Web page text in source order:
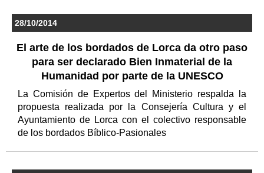
28/10/2014
El arte de los bordados de Lorca da otro paso
para ser declarado Bien Inmaterial de la
Humanidad por parte de la UNESCO
La Comisión de Expertos del Ministerio respalda la
propuesta realizada por la Consejería Cultura y el
Ayuntamiento de Lorca con el colectivo responsable
de los bordados Bíblico-Pasionales